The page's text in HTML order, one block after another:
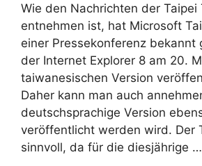
Wie den Nachrichten der Taipei
entnehmen ist, hat Microsoft
einer Pressekonferenz bekannt
der Internet Explorer 8 am 20.
taiwanesischen Version
Daher kann man auch
deutschsprachige Version
veröffentlicht werden wird. Der
sinnvoll, da für die diesjährige …